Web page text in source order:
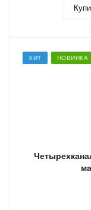
ХИТ НОВИНКА